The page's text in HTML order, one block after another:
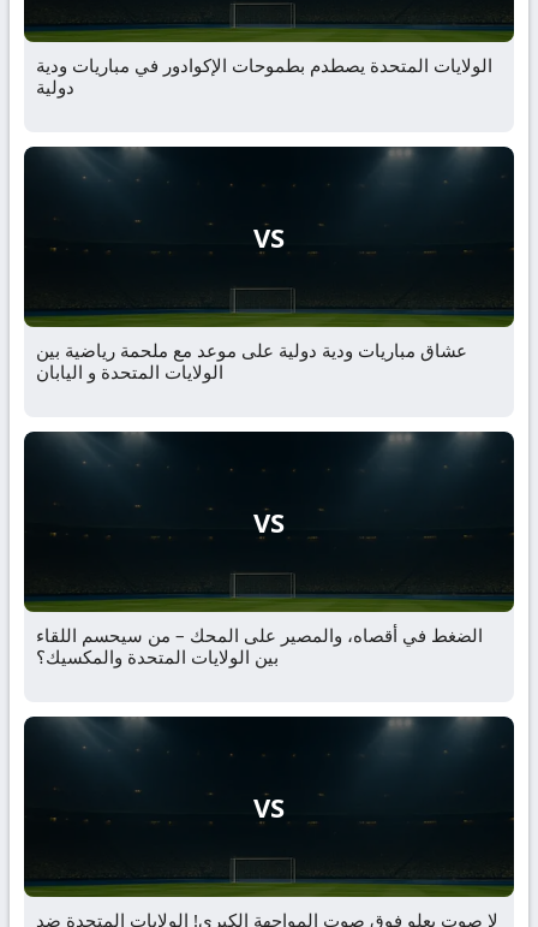
الولايات المتحدة يصطدم بطموحات الإكوادور في مباريات ودية
دولية
VS
عشاق مباريات ودية دولية على موعد مع ملحمة رياضية بين
الولايات المتحدة و اليابان
VS
الضغط في أقصاه، والمصير على المحك – من سيحسم اللقاء
بين الولايات المتحدة والمكسيك؟
VS
لا صوت يعلو فوق صوت المواجهة الكبرى! الولايات المتحدة ضد